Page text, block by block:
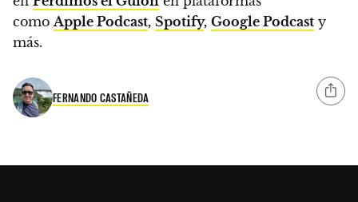
comoApple Podcast, Spotify, Google Podcast y
más.
FERNANDO CASTAÑEDA